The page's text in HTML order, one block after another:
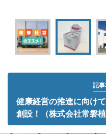
記
健康経営の推進に向け
創設！（株式会社常磐